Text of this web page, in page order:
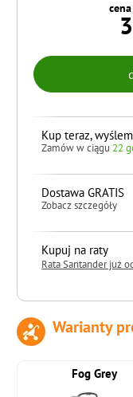
Kup teraz,
Zamów w ciągu 22
Dostawa GRATIS
Zobacz szczegóły
Kupuj na raty
Rata Santander już
do koszyka
Warianty
Fog Grey